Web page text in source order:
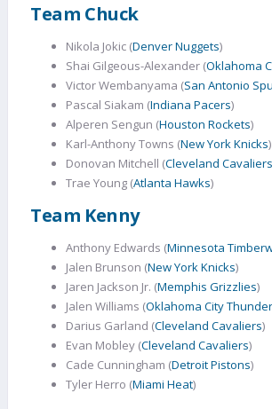
Team Chuck
Nikola Jokic (Denver Nuggets)
Shai Gilgeous-Alexander (Oklahoma
Victor Wembanyama (San Antonio
Pascal Siakam (Indiana Pacers)
Alperen Sengun (Houston Rockets)
Karl-Anthony Towns (New York Knicks)
Donovan Mitchell (Cleveland Cavaliers
Trae Young (Atlanta Hawks)
Team Kenny
Anthony Edwards (Minnesota
Jalen Brunson (New York Knicks)
Jaren Jackson Jr. (Memphis Grizzlies)
Jalen Williams (Oklahoma City Thunder
Darius Garland (Cleveland Cavaliers)
Evan Mobley (Cleveland Cavaliers)
Cade Cunningham (Detroit Pistons)
Tyler Herro (Miami Heat)